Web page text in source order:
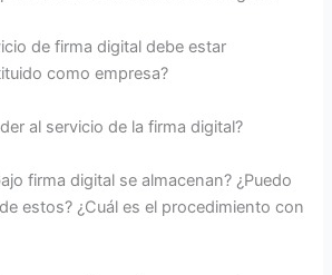
de firma digital debe estar
como empresa?
al servicio de la firma digital?
firma digital se almacenan? ¿Puedo
estos? ¿Cuál es el procedimiento con